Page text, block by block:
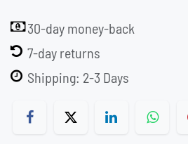
30-day money-back
7-day returns
Shipping: 2-3 Days